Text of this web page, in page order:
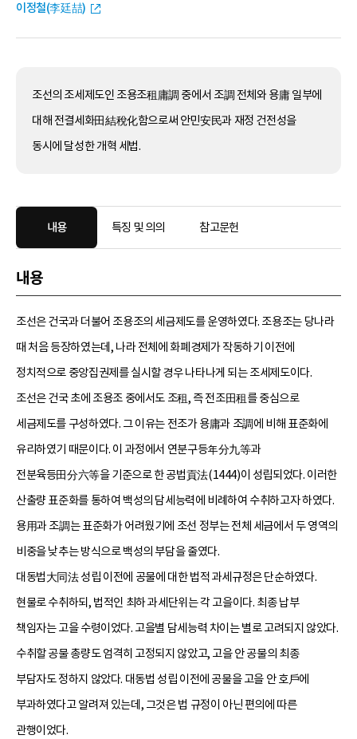
이정철(李廷喆)
조선의 조세제도인 조용조租庸調 중에서 조調 전체와 용庸 일부에
대해 전결세화田結稅化함으로써 안민安民과 재정 건전성을
동시에 달성한 개혁 세법.
내용 특징 및 의의 참고문헌
내용
조선은 건국과 더불어 조용조의 세금제도를 운영하였다. 조용조는 당나라
때 처음 등장하였는데, 나라 전체에 화폐경제가 작동하기 이전에
정치적으로 중앙집권제를 실시할 경우 나타나게 되는 조세제도이다.
조선은 건국 초에 조용조 중에서도 조租, 즉 전조田租를 중심으로
세금제도를 구성하였다. 그 이유는 전조가 용庸과 조調에 비해 표준화에
유리하였기 때문이다. 이 과정에서 연분구등年分九等과
전분육등田分六等을 기준으로 한 공법貢法(1444)이 성립되었다. 이러한
산출량 표준화를 통하여 백성의 담세능력에 비례하여 수취하고자 하였다.
용用과 조調는 표준화가 어려웠기에 조선 정부는 전체 세금에서 두 영역의
비중을 낮추는 방식으로 백성의 부담을 줄였다.
대동법大同法 성립 이전에 공물에 대한 법적 과세규정은 단순하였다.
현물로 수취하되, 법적인 최하 과세단위는 각 고을이다. 최종 납부
책임자는 고을 수령이었다. 고을별 담세능력 차이는 별로 고려되지 않았다.
수취할 공물 총량도 엄격히 고정되지 않았고, 고을 안 공물의 최종
부담자도 정하지 않았다. 대동법 성립 이전에 공물을 고을 안 호戶에
부과하였다고 알려져 있는데, 그것은 법 규정이 아닌 편의에 따른
관행이었다.